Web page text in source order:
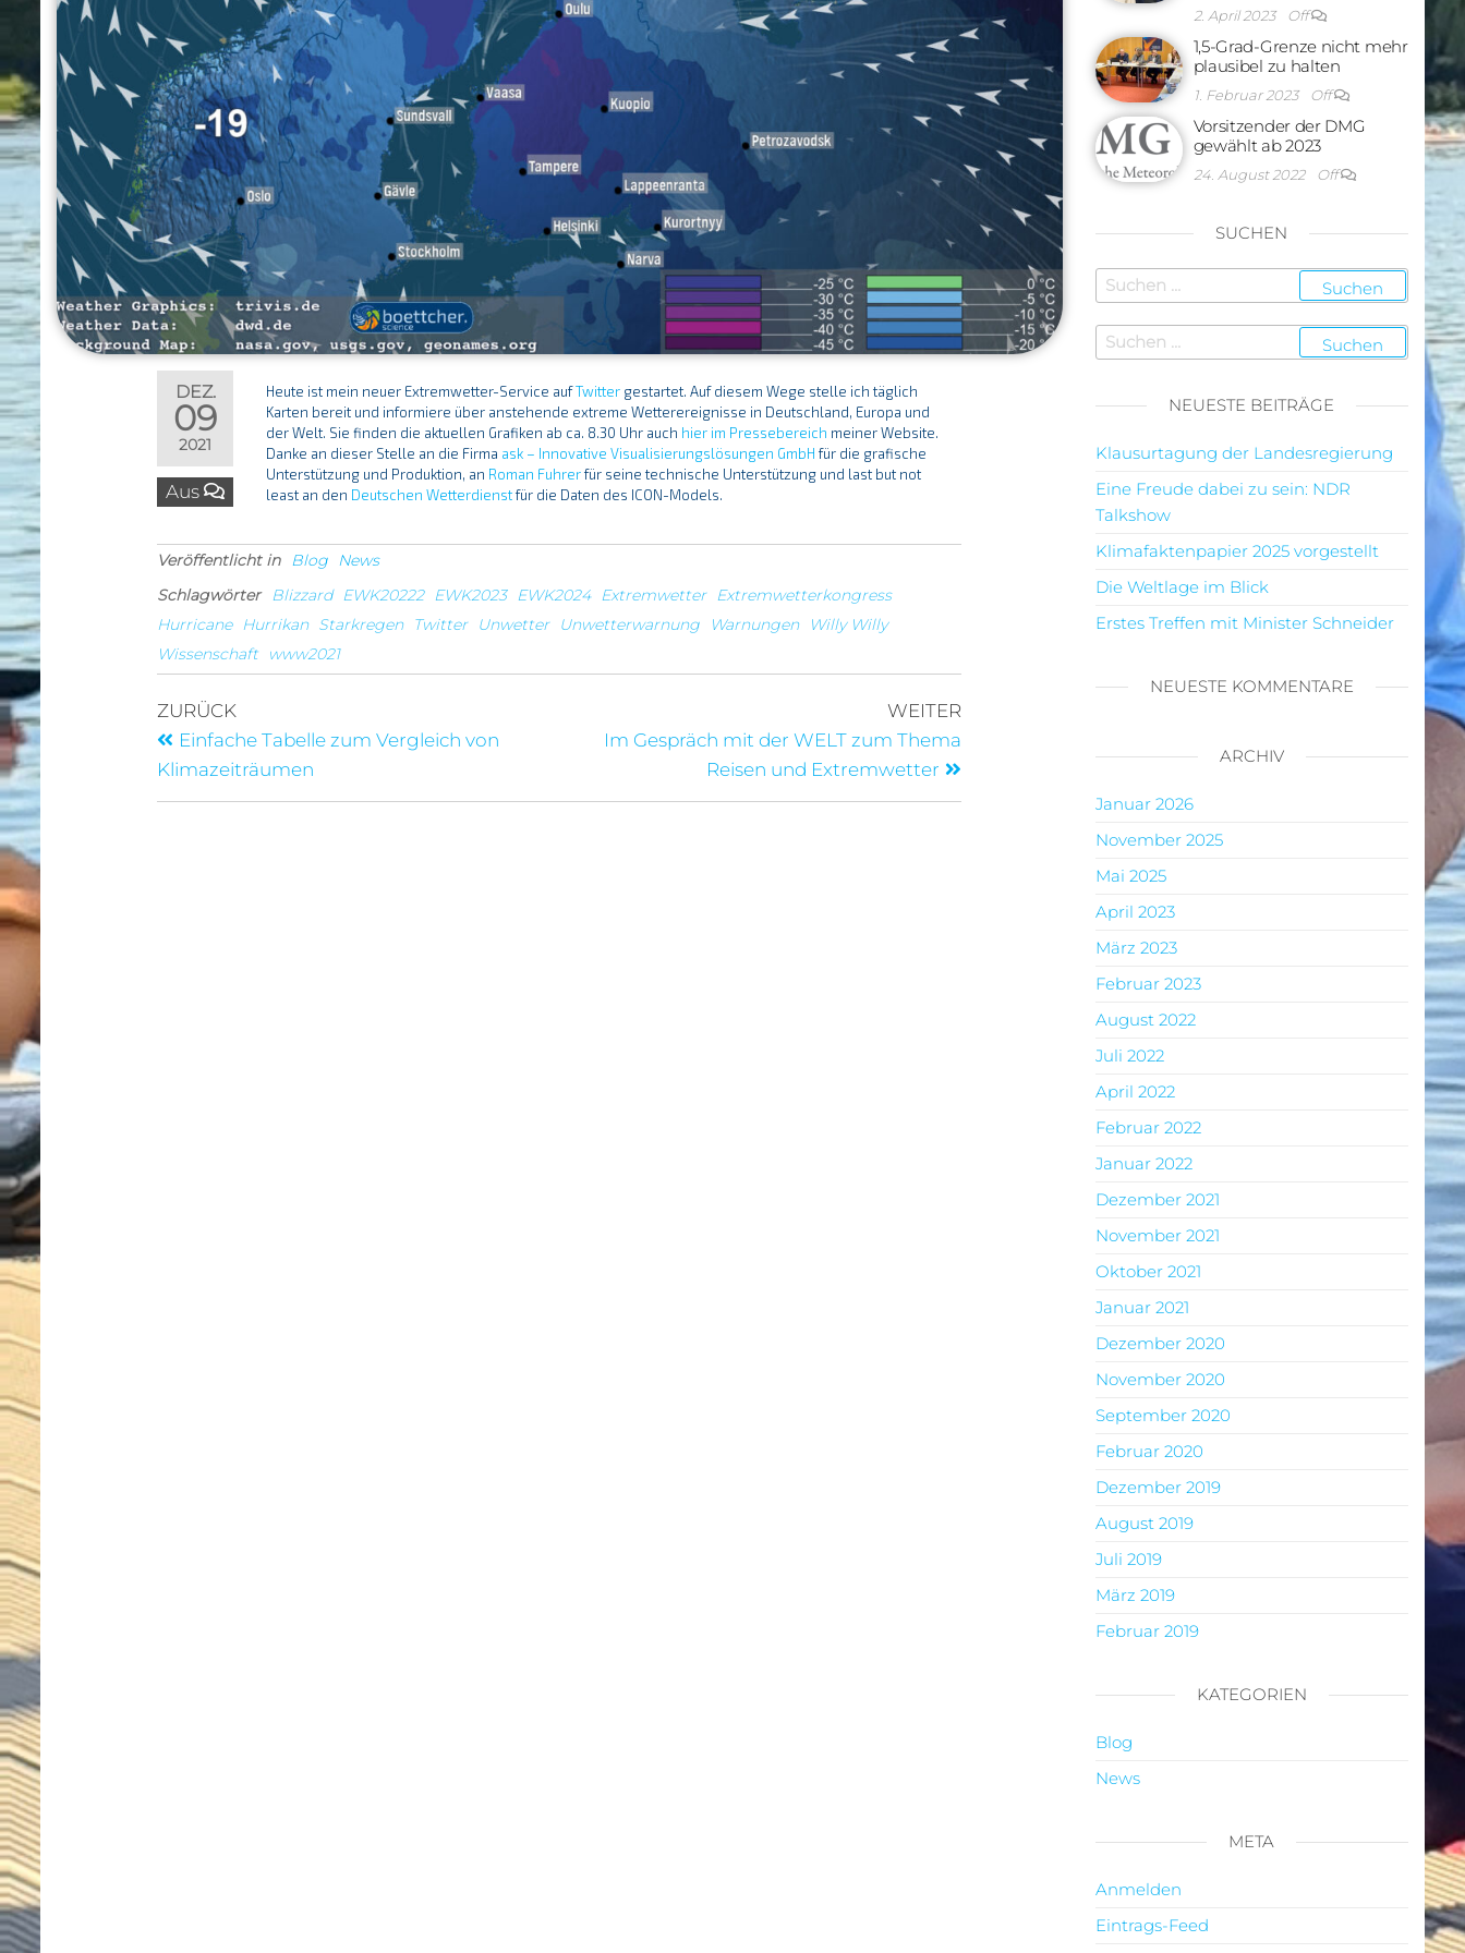
DEZ.
09
2021
Aus
Heute ist mein neuer Extremwetter-Service aufTwitter gestartet. Auf diesem Wege stelle ich täglich
Karten bereit und informiere über anstehende extreme Wetterereignisse in Deutschland, Europa und
der Welt. Sie finden die aktuellen Grafiken ab ca. 8.30 Uhr auch hier im Pressebereich meiner Website.
Danke an dieser Stelle an die Firma ask – Innovative Visualisierungslösungen GmbH für die grafische
Unterstützung und Produktion, an Roman Fuhrerfür seine technische Unterstützung und last but not
least an den Deutschen Wetterdienstfür die Daten des ICON-Models.
Veröffentlicht in Blog News
Schlagwörter Blizzard EWK20222 EWK2023 EWK2024 Extremwetter Extremwetterkongress
Hurricane Hurrikan Starkregen Twitter Unwetter Unwetterwarnung Warnungen
Willy Willy
Wissenschaft www2021
ZURÜCK
Einfache Tabelle zum Vergleich von
Klimazeiträumen
WEITER
Im Gespräch mit der WELT zum Thema
Reisen und Extremwetter
2. April 2023 Off
1,5-Grad-Grenze nicht mehr
plausibel zu halten
1. Februar 2023 Off
Vorsitzender der DMG
gewählt ab 2023
24. August 2022 Off
SUCHEN
NEUESTE BEITRÄGE
Klausurtagung der Landesregierung
Eine Freude dabei zu sein: NDR
Talkshow
Klimafaktenpapier 2025 vorgestellt
Die Weltlage im Blick
Erstes Treffen mit Minister Schneider
NEUESTE KOMMENTARE
ARCHIV
Januar 2026
November 2025
Mai 2025
April 2023
März 2023
Februar 2023
August 2022
Juli 2022
April 2022
Februar 2022
Januar 2022
Dezember 2021
November 2021
Oktober 2021
Januar 2021
Dezember 2020
November 2020
September 2020
Februar 2020
Dezember 2019
August 2019
Juli 2019
März 2019
Februar 2019
KATEGORIEN
Blog
News
META
Anmelden
Eintrags-Feed